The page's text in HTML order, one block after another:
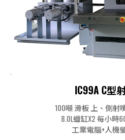
IC99A C型
100噸 滑板 上、側射
8.0L蠟缸X2 每小時
工業電腦+人機